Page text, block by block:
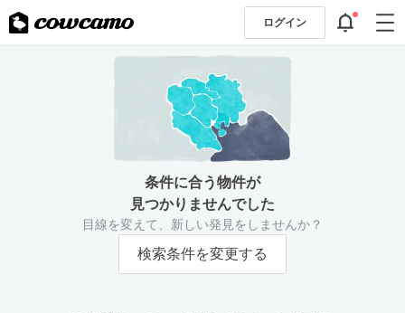
ログイン
条件に合う物件が
見つかりませんでした
目線を変えて、新しい発見をしませんか？
検索条件を変更する